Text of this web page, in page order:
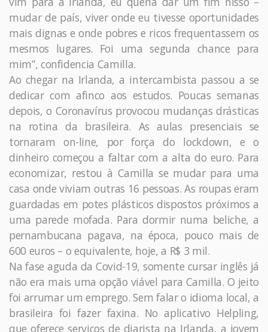
mudar de país, viver onde eu tivesse oportunidades
mais dignas e onde pobres e ricos frequentassem os
mesmos lugares. Foi uma segunda chance para
mim”, confidencia Camilla.
Ao chegar na Irlanda, a intercambista passou a se
dedicar com afinco aos estudos. Poucas semanas
depois, o Coronavírus provocou mudanças drásticas
na rotina da brasileira. As aulas presenciais se
tornaram on-line, por força do lockdown, e o
dinheiro começou a faltar com a alta do euro. Para
economizar, restou à Camilla se mudar para uma
casa onde viviam outras 16 pessoas. As roupas eram
guardadas em potes plásticos dispostos próximos a
uma parede mofada. Para dormir numa beliche, a
pernambucana pagava, na época, pouco mais de
600 euros – o equivalente, hoje, a R$ 3 mil.
Na fase aguda da Covid-19, somente cursar inglês já
não era mais uma opção viável para Camilla. O jeito
foi arrumar um emprego. Sem falar o idioma local, a
brasileira foi fazer faxina. No aplicativo Helpling,
que oferece serviços de diarista na Irlanda, a jovem